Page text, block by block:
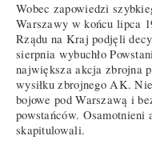
Wobec zapowiedzi
Warszawy w końcu lipca
Rządu na Kraj podjęli
sierpnia wybuchło
największa akcja zbrojna
wysiłku zbrojnego AK.
bojowe pod Warszawą i
powstańców. Osamotnieni
skapitulowali.